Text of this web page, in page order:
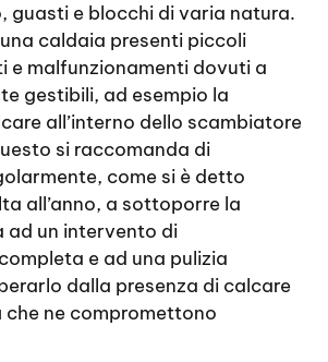
guasti e blocchi di varia natura.
caldaia presenti piccoli
e malfunzionamenti dovuti a
gestibili, ad esempio la
all’interno dello scambiatore
si raccomanda di
come si è detto
all’anno, a sottoporre la
ad un intervento di
e ad una pulizia
dalla presenza di calcare
che ne compromettono